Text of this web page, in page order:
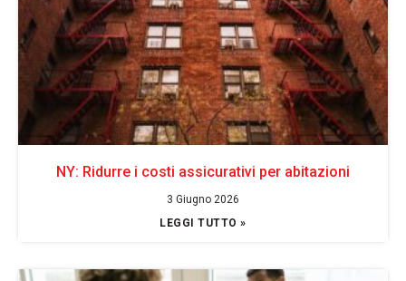
NY: Ridurre i costi assicurativi per abitazioni
3 Giugno 2026
LEGGI TUTTO »